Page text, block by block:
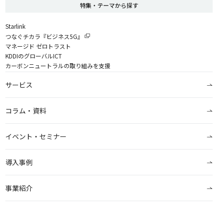
特集・テーマから探す
Starlink
つなぐチカラ『ビジネス5G』
マネージド ゼロトラスト
KDDIのグローバルICT
カーボンニュートラルの取り組みを支援
サービス
コラム・資料
イベント・セミナー
導入事例
事業紹介